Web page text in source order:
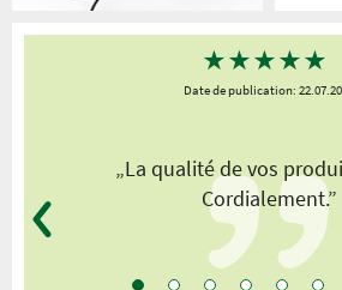
★★★★★
Date de publication:
„La qualité de vos
Cordialement.”